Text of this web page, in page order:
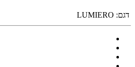
דגם: LUMIERO